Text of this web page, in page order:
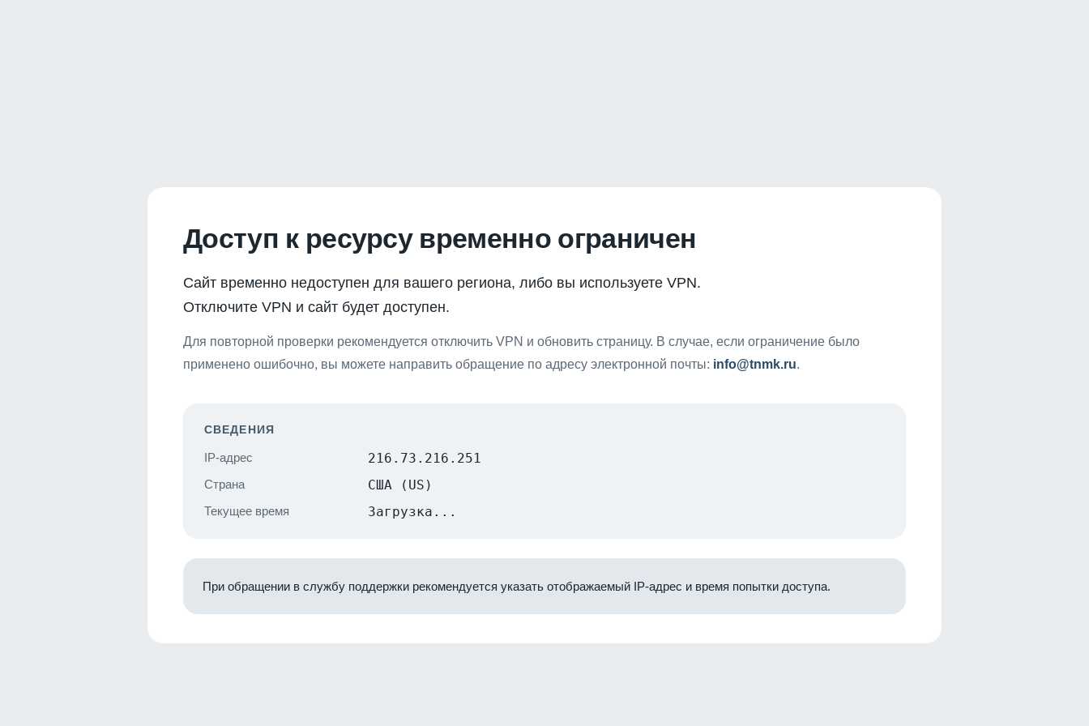
Доступ к ресурсу временно ограничен
Сайт временно недоступен для вашего региона, либо вы используете VPN.
Отключите VPN и сайт будет доступен.
Для повторной проверки рекомендуется отключить VPN и обновить страницу. В случае, если ограничение было
применено ошибочно, вы можете направить обращение по адресу электронной почты: info@tnmk.ru.
СВЕДЕНИЯ
IP-адрес 216.73.216.251
Страна США (US)
Текущее время Загрузка...
При обращении в службу поддержки рекомендуется указать отображаемый IP-адрес и время попытки доступа.